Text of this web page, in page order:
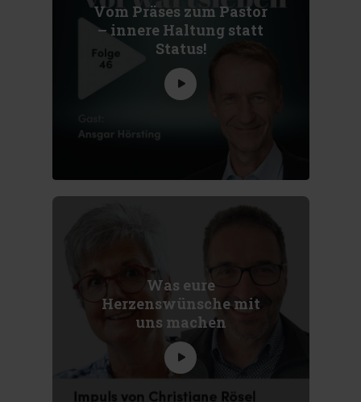
Vom Präses zum Pastor
– innere Haltung statt
Status!
Was eure
Herzenswünsche mit
uns machen